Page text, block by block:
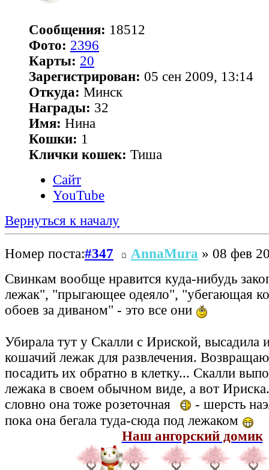
Сообщения: 18512
Фото: 2396
Карты: 20
Зарегистрирован: 05 сен 2009, 13:14
Откуда: Минск
Награды: 32
Имя: Нина
Кошки: 1
Клички кошек: Тиша
Сайт
YouTube
Вернуться к началу
Номер поста:#347 AnnaMura » 08 фев
Свинкам вообще нравится куда-нибудь
лежак", "прыгающее одеяло", "убегающая
обоев за диваном" - это все они
Убирала тут у Скалли с Ириской, высадила
кошачий лежак для развлечения.
посадить их обратно в клетку... Скалли
лежака в своем обычном виде, а вот
словно она тоже розеточная
- шерсть
пока она бегала туда-сюда под лежаком
Наш ангорский домик